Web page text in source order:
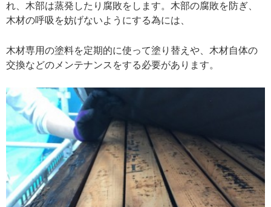
れ、木部は蒸発したり腐敗をします。木部の腐敗を防ぎ、
木材の呼吸を妨げないようにする為には、
木材専用の塗料を定期的に使って塗り替えや、木材自体の
交換などのメンテナンスをする必要があります。